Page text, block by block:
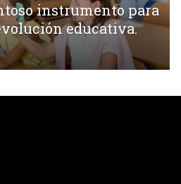
instrumento para
educativa.